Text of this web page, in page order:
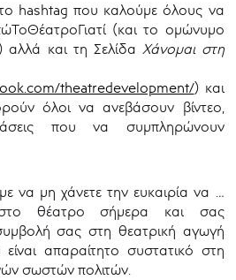
hashtag που καλούμε όλους να
(και το ομώνυμο
και τη Σελίδα Χάνομαι στη
theatredevelopment/) και
όλοι να ανεβάσουν βίντεο,
που να συμπληρώνουν
να μη χάνετε την ευκαιρία να …
θέατρο σήμερα και σας
σας στη θεατρική αγωγή
απαραίτητο συστατικό στη
σωστών πολιτών.